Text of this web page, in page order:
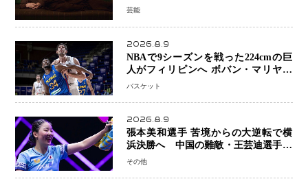
で、君とまた出会いたい。』舞台あい
芸能
2026.8.9
NBAで9シーズンを戦った224cmの巨
人がフィリピンへ ボバン・マリヤノ
ビッチ ジョーンズカップで新たな挑
バスケット
2026.8.9
張本美和選手 苦境からの大逆転で横
浜決勝へ 中国の難敵・王芸迪選手を
撃破「ここからまた行くぞ」兄・智和
その他